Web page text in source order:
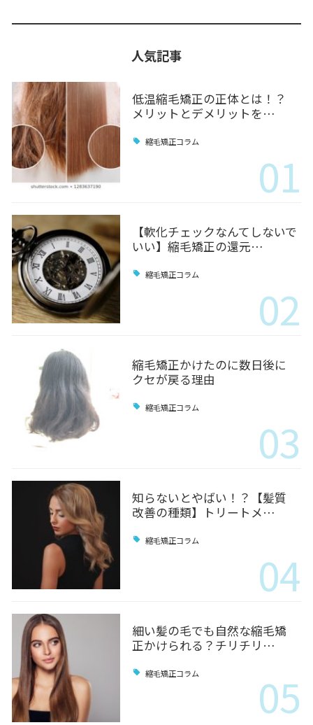
人気記事
低温縮毛矯正の正体とは！？
メリットとデメリットを…
縮毛矯正コラム
01
【軟化チェックなんてしないで
いい】縮毛矯正の還元…
縮毛矯正コラム
02
縮毛矯正かけたのに数日後に
クセが戻る理由
縮毛矯正コラム
03
知らないとやばい！？【髪質
改善の種類】トリートメ…
縮毛矯正コラム
04
細い髪の毛でも自然な縮毛矯
正かけられる？チリチリ…
縮毛矯正コラム 05